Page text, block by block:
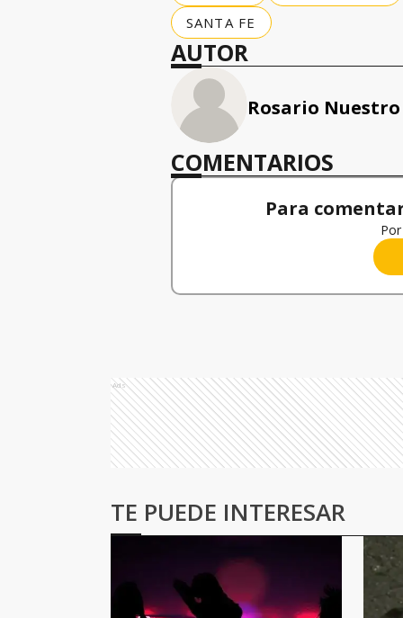
SANTA FE
AUTOR
Rosario Nuestro
COMENTARIOS
Para
Ads
TE PUEDE INTERESAR